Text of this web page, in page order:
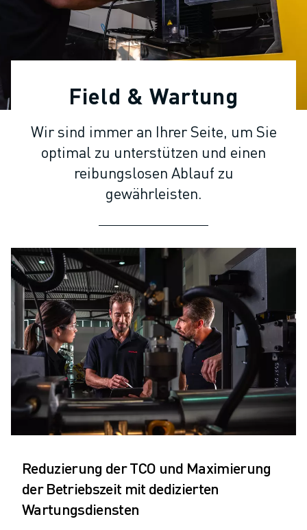
KOLLABORATIVE ROBOTER
ROBOTERPALETTE
ROBOTER-STEUERUNGEN
ROBOTER-ZUBEHÖR
SIMULATIONSSOFTWARE
ROBOTER-AUTOMATISIERUNG
KOMPAKTE CNC-BEARBEITUNGSZENTREN
ROBODRILL-FILTER
ROBODRILL KOMPAKTE CNC-BEARBEITUNGSZENTREN
ROBODRILL SOFTWARE
ROBODRILL NACHHALTIGKEIT
ROBODRILL ROBOTER-PAKET
ROBODRILL BILDUNGSPAKET
ELEKTRISCHE SPRITZGUSSMASCHINEN
ROBOSHOT-FILTER
ROBOSHOT ELEKTRISCHE SPRITZGUSSMASCHINEN
ROBOSHOT HARDWARE
ROBOSHOT SOFTWARE
ROBOSHOT NACHHALTIGKEIT
ROBOSHOT ROBOTER-PAKET
ROBOSHOT VORBEUGENDE WARTUNG
DRAHTERODIERMASCHINEN
ROBOCUT DRAHTERODIERMASCHINEN
ROBOCUT HARDWARE
Field & Wartung
Wir sind immer an Ihrer Seite, um Sie
optimal zu unterstützen und einen
reibungslosen Ablauf zu
gewährleisten.
Reduzierung der TCO und Maximierung
der Betriebszeit mit dedizierten
Wartungsdiensten